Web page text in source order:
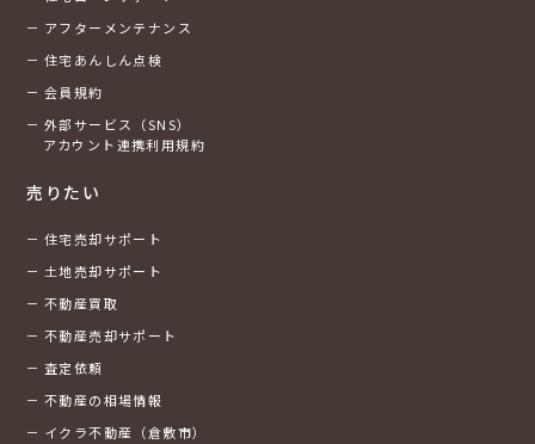
アフターメンテナンス
住宅あんしん点検
会員規約
外部サービス（SNS）
アカウント連携利用規約
売りたい
住宅売却サポート
土地売却サポート
不動産買取
不動産売却サポート
査定依頼
不動産の相場情報
イクラ不動産（倉敷市）